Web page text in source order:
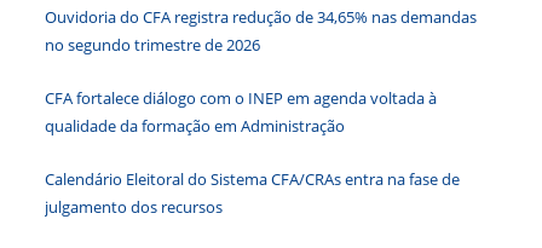
Ouvidoria do CFA registra redução de 34,65% nas demandas
no segundo trimestre de 2026
CFA fortalece diálogo com o INEP em agenda voltada à
qualidade da formação em Administração
Calendário Eleitoral do Sistema CFA/CRAs entra na fase de
julgamento dos recursos